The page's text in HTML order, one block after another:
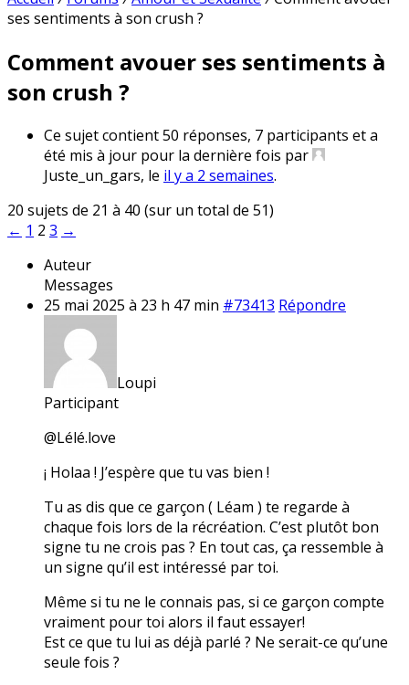
ses sentiments à son crush ?
Comment avouer ses sentiments à
son crush ?
Ce sujet contient 50 réponses, 7 participants et a
été mis à jour pour la dernière fois par
Juste_un_gars, le il y a 2 semaines.
20 sujets de 21 à 40 (sur un total de 51)
← 1 2 3 →
Auteur
Messages
25 mai 2025 à 23 h 47 min #73413 Répondre
Loupi
Participant
@Lélé.love
¡ Holaa ! J’espère que tu vas bien !
Tu as dis que ce garçon ( Léam ) te regarde à
chaque fois lors de la récréation. C’est plutôt bon
signe tu ne crois pas ? En tout cas, ça ressemble à
un signe qu’il est intéressé par toi.
Même si tu ne le connais pas, si ce garçon compte
vraiment pour toi alors il faut essayer!
Est ce que tu lui as déjà parlé ? Ne serait-ce qu’une
seule fois ?